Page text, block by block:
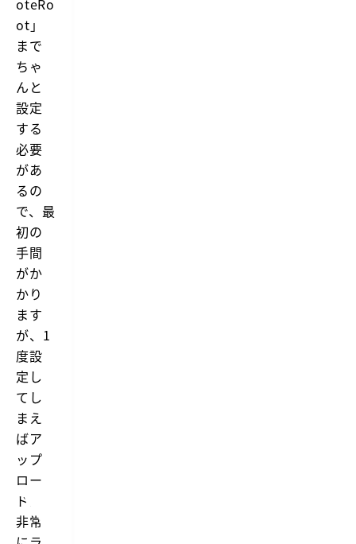
oteRo
ot」
まで
ちゃ
んと
設定
する
必要
があ
るの
で、最
初の
手間
がか
かり
ます
が、1
度設
定し
てし
まえ
ばア
ップ
ロー
ドが
非常